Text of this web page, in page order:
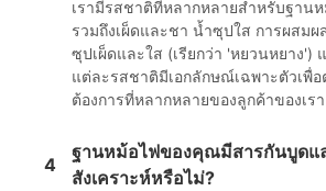
เรามีรสชาติที่หลากหลายสำหรับฐานห
รวมถึงเผ็ดและชา น้ำซุปใส การผสมผ
ซุปเผ็ดและใส (เรียกว่า 'หยวนหยาง')
แต่ละรสชาติมีเอกลักษณ์เฉพาะตัวเพื่
ต้องการที่หลากหลายของลูกค้าของเรา
4
ฐานหม้อไฟของคุณมีสารกันบูดแ
สังเคราะห์หรือไม่?